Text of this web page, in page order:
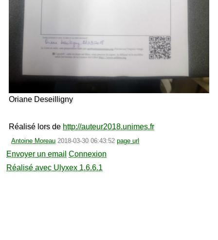
Oriane Deseilligny
Réalisé lors de http://auteur2018.unimes.fr
Antoine Moreau 2018-03-30 06:43:52 page url
Envoyer un email Connexion
Réalisé avec Ulyxex 1.6.6.1